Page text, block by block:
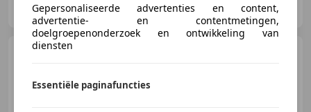
NL-8071 GD NUNSPEET
Gepersonaliseerde advertenties en content,
advertentie- en contentmetingen,
doelgroepenonderzoek en ontwikkeling van
diensten
Essentiële paginafuncties